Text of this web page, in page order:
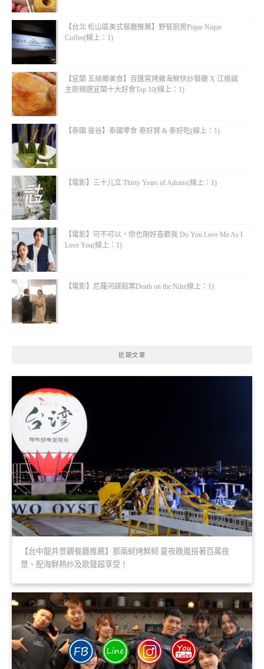
【台北 松山區美式餐廳推薦】野餐廚房Pique Nique
Coffee(線上：1)
【宜蘭 五結鄉美食】百匯窯烤雞海鮮快炒餐廳 X 江振誠
主廚親選宜蘭十大好食Top 10(線上：1)
【泰國 曼谷】泰國零食 泰好買 & 泰好吃(線上：1)
【電影】三十儿立 Thirty Years of Adonis(線上：1)
【電影】可不可以，你也剛好喜歡我 Do You Love Me As I
Love You(線上：1)
【電影】尼羅河謀殺案Death on the Nile(線上：1)
近期文章
【台中龍井景觀餐廳推薦】那兩蚵烤鮮蚵 夏夜晚風搭著百萬夜
景、配海鮮熱炒及歌聲超享受！